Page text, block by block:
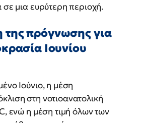
μια ευρύτερη περιοχή.
της πρόγνωσης για
Ιουνίου
Ιούνιο, η μέση
στη νοτιοανατολική
ενώ η μέση τιμή όλων των